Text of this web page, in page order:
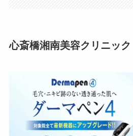
心斎橋湘南美容クリニック